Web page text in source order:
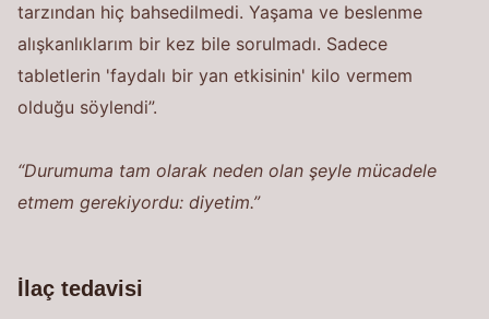
tarzından hiç bahsedilmedi. Yaşama ve beslenme
alışkanlıklarım bir kez bile sorulmadı. Sadece
tabletlerin 'faydalı bir yan etkisinin' kilo vermem
olduğu söylendi”.
“Durumuma tam olarak neden olan şeyle mücadele
etmem gerekiyordu: diyetim.”
İlaç tedavisi